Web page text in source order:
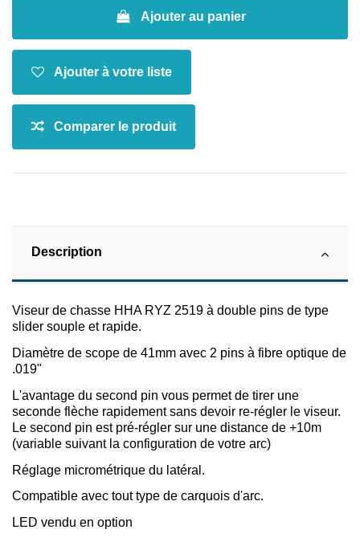
Ajouter au panier
Description
Viseur de chasse HHA RYZ 2519 à double pins de type
slider souple et rapide.
Diamètre de scope de 41mm avec 2 pins à fibre optique de
.019"
L'avantage du second pin vous permet de tirer une
seconde flèche rapidement sans devoir re-régler le viseur.
Le second pin est pré-régler sur une distance de +10m
(variable suivant la configuration de votre arc)
Réglage micrométrique du latéral.
Compatible avec tout type de carquois d'arc.
LED vendu en option